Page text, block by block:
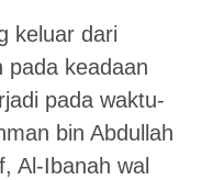
keluar dari
pada keadaan
pada waktu-
bin Abdullah
Al-Ibanah wal